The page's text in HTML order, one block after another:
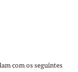
com os seguintes